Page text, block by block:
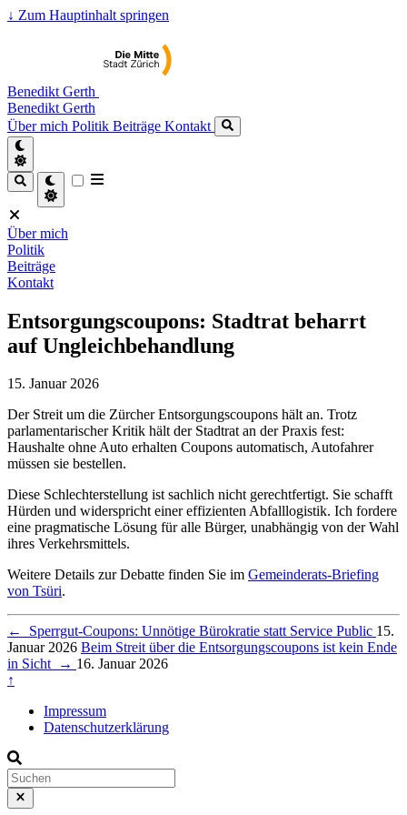
↓ Zum Hauptinhalt springen
Benedikt Gerth
Benedikt Gerth
Über mich Politik Beiträge Kontakt
Über mich
Politik
Beiträge
Kontakt
Entsorgungscoupons: Stadtrat beharrt
auf Ungleichbehandlung
15. Januar 2026
Der Streit um die Zürcher Entsorgungscoupons hält an. Trotz
parlamentarischer Kritik hält der Stadtrat an der Praxis fest:
Haushalte ohne Auto erhalten Coupons automatisch, Autofahrer
müssen sie bestellen.
Diese Schlechterstellung ist sachlich nicht gerechtfertigt. Sie schafft
Hürden und widerspricht einer effizienten Abfalllogistik. Ich fordere
eine pragmatische Lösung für alle Bürger, unabhängig von der Wahl
ihres Verkehrsmittels.
Weitere Details zur Debatte finden Sie im Gemeinderats-Briefing
von Tsüri.
← Sperrgut-Coupons: Unnötige Bürokratie statt Service Public 15.
Januar 2026 Beim Streit über die Entsorgungscoupons ist kein Ende
in Sicht → 16. Januar 2026
↑
Impressum
Datenschutzerklärung